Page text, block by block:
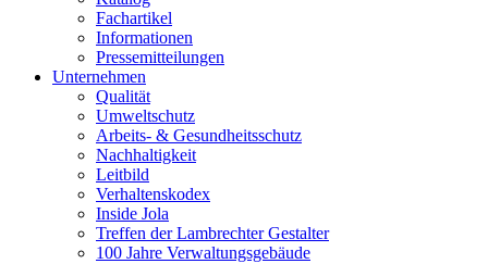
Fachartikel
Informationen
Pressemitteilungen
Unternehmen
Qualität
Umweltschutz
Arbeits- & Gesundheitsschutz
Nachhaltigkeit
Leitbild
Verhaltenskodex
Inside Jola
Treffen der Lambrechter Gestalter
100 Jahre Verwaltungsgebäude